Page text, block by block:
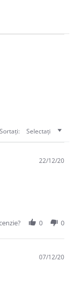
Sortați: Selectați
22/12/20
0 0
07/12/20